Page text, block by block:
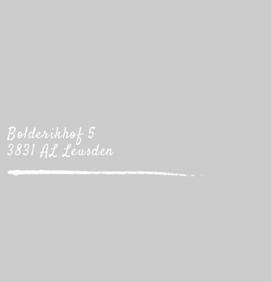
Bolderikhof 5
3831 AL Leusden